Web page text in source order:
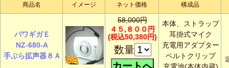
商品名 イメージ ネット価格 構成品
パワギガＥ
NZ-680-A
手ぶら拡声器８Ａ
58,000円
４５,８００円
(税込50,380円)
数量
本体、ストラップ
耳掛式マイク
充電用アダプター
ベルトクリップ